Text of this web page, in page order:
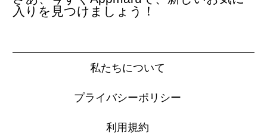
入りを見つけましょう！
私たちについて
プライバシーポリシー
利用規約